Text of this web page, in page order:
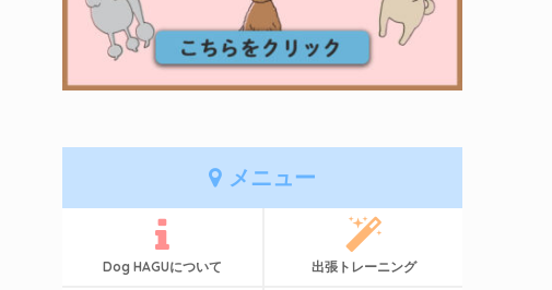
メニュー
Dog HAGUについて 出張トレーニング